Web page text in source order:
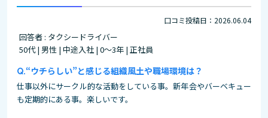
口コミ投稿日：2026.06.04
回答者 : タクシードライバー
50代 | 男性 | 中途入社 | 0～3年 | 正社員
“ウチらしい”と感じる組織風土や職場環境は？
仕事以外にサークル的な活動をしている事。新年会やバーベキュー
も定期的にある事。楽しいです。